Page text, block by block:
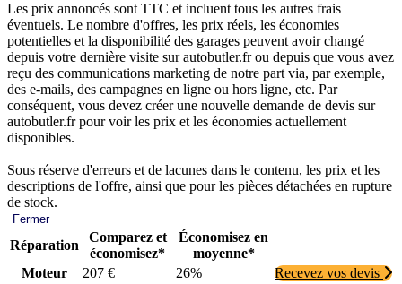
Les prix annoncés sont TTC et incluent tous les autres frais
éventuels. Le nombre d'offres, les prix réels, les économies
potentielles et la disponibilité des garages peuvent avoir changé
depuis votre dernière visite sur autobutler.fr ou depuis que vous avez
reçu des communications marketing de notre part via, par exemple,
des e-mails, des campagnes en ligne ou hors ligne, etc. Par
conséquent, vous devez créer une nouvelle demande de devis sur
autobutler.fr pour voir les prix et les économies actuellement
disponibles.
Sous réserve d'erreurs et de lacunes dans le contenu, les prix et les
descriptions de l'offre, ainsi que pour les pièces détachées en rupture
de stock.
Fermer
Réparation
Comparez et
économisez*
Économisez en
moyenne*
Moteur
207 € 26%
Recevez vos devis